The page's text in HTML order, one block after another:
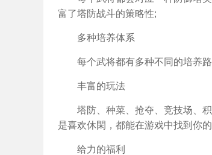
富了塔防战斗的策略性;
多种培养体系
每个武将都有多种不同的培养
丰富的玩法
塔防、种菜、抢夺、竞技场、
是喜欢休閑，都能在游戏中找到你
给力的福利